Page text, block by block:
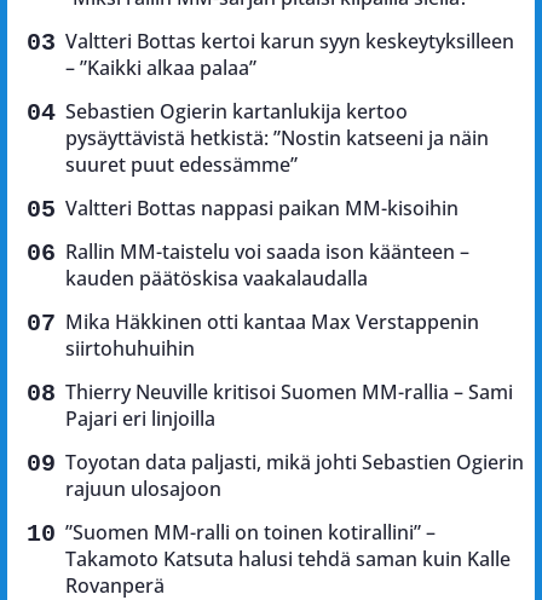
Valtteri Bottas kertoi karun syyn keskeytyksilleen
– ”Kaikki alkaa palaa”
Sebastien Ogierin kartanlukija kertoo
pysäyttävistä hetkistä: ”Nostin katseeni ja näin
suuret puut edessämme”
Valtteri Bottas nappasi paikan MM-kisoihin
Rallin MM-taistelu voi saada ison käänteen –
kauden päätöskisa vaakalaudalla
Mika Häkkinen otti kantaa Max Verstappenin
siirtohuhuihin
Thierry Neuville kritisoi Suomen MM-rallia – Sami
Pajari eri linjoilla
Toyotan data paljasti, mikä johti Sebastien Ogierin
rajuun ulosajoon
”Suomen MM-ralli on toinen kotirallini” –
Takamoto Katsuta halusi tehdä saman kuin Kalle
Rovanperä